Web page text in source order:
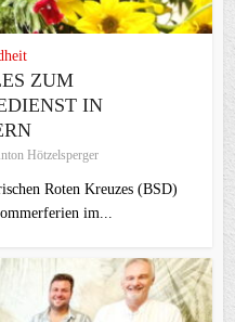
ZUM
IN
Hötzelsperger
Roten Kreuzes (BSD)
im...